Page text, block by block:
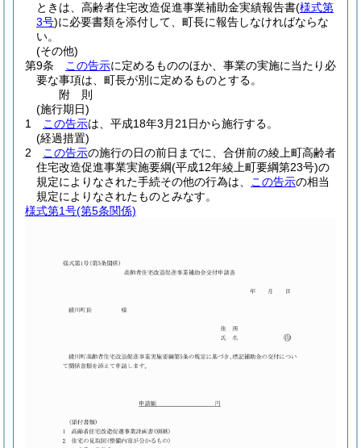
ときは、高齢者住宅改造促進事業補助金実績報告書(様式第
3号)に必要書類を添付して、町長に報告しなければならな
い。
(その他)
第9条
この告示に定めるもののほか、事業の実施に当たり必
要な事項は、町長が別に定めるものとする。
附 則
(施行期日)
1
この告示は、平成18年3月21日から施行する。
(経過措置)
2
この告示の施行の日の前日までに、合併前の綾上町高齢者
住宅改造促進事業実施要綱(平成12年綾上町要綱第23号)の
規定によりなされた手続その他の行為は、
この告示の相当
規定によりなされたものとみなす。
様式第1号(第5条関係)